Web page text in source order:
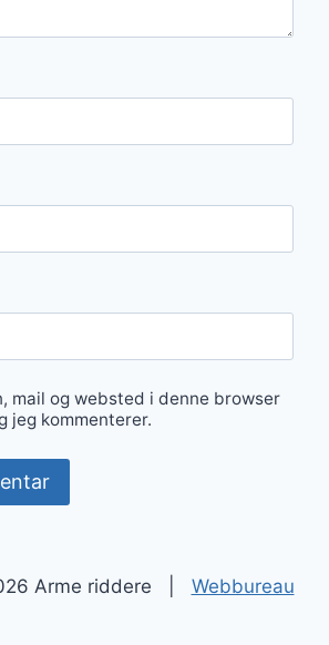
mail og websted i denne browser
jeg kommenterer.
Arme riddere | Webbureau